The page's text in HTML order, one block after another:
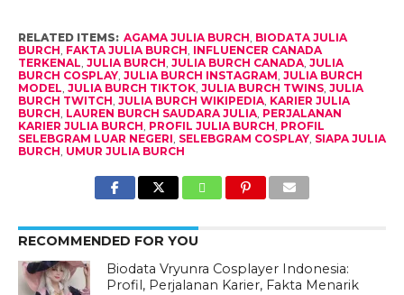
RELATED ITEMS: AGAMA JULIA BURCH, BIODATA JULIA
BURCH, FAKTA JULIA BURCH, INFLUENCER CANADA
TERKENAL, JULIA BURCH, JULIA BURCH CANADA, JULIA
BURCH COSPLAY, JULIA BURCH INSTAGRAM, JULIA BURCH
MODEL, JULIA BURCH TIKTOK, JULIA BURCH TWINS, JULIA
BURCH TWITCH, JULIA BURCH WIKIPEDIA, KARIER JULIA
BURCH, LAUREN BURCH SAUDARA JULIA, PERJALANAN
KARIER JULIA BURCH, PROFIL JULIA BURCH, PROFIL
SELEBGRAM LUAR NEGERI, SELEBGRAM COSPLAY, SIAPA JULIA
BURCH, UMUR JULIA BURCH
RECOMMENDED FOR YOU
Biodata Vryunra Cosplayer Indonesia:
Profil, Perjalanan Karier, Fakta Menarik